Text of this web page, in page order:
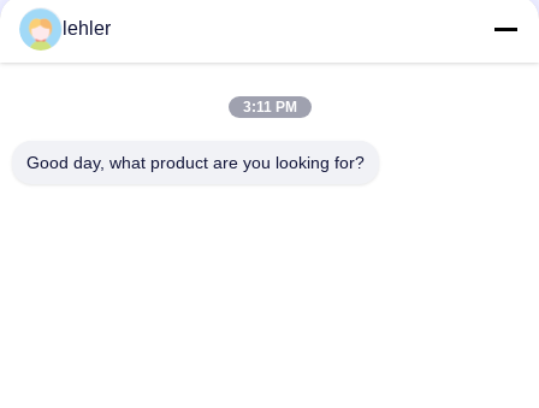
Khoảng cách giữa các biên dạng bề mặt được
kiểm soát rất chính xác vì nó tạo th...
đặc điểm
hở chính
lehler
3:11 PM
Good day, what product are you looking for?